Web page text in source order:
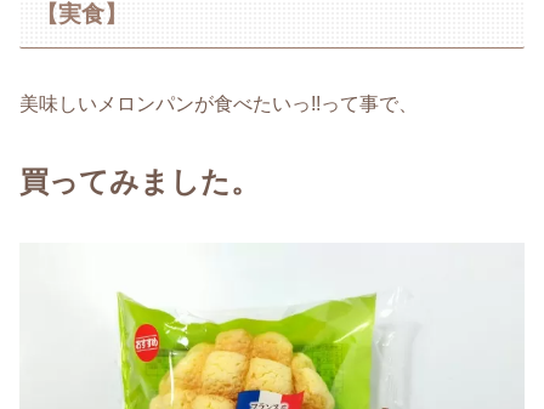
【実食】
美味しいメロンパンが食べたいっ!!って事で、
買ってみました。